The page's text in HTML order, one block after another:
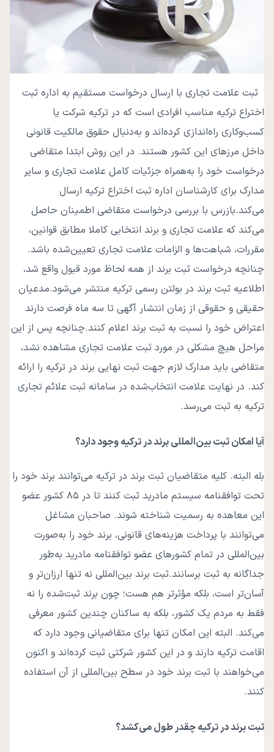
ثبت علامت تجاری با ارسال درخواست مستقیم به اداره ثبت
اختراع ترکیه مناسب افرادی است که در ترکیه شرکت یا
کسب‌و‌کاری راه‌اندازی کرده‌اند و به‌دنبال حقوق مالکیت قانونی
داخل مرزهای این کشور هستند. در این روش ابتدا متقاضی
درخواست خود را به‌همراه جزئیات کامل علامت تجاری و سایر
مدارک برای کارشناسان اداره ثبت اختراع ترکیه ارسال
می‌کند.بازرس با بررسی درخواست متقاضی اطمینان حاصل
می‌کند که علامت تجاری و برند انتخابی کاملا مطابق قوانین،
مقررات، شباهت‌ها و الزامات علامت تجاری تعیین‌شده باشد.
چنانچه درخواست ثبت برند از همه لحاظ مورد قبول واقع شد،
اطلاعیه ثبت برند در بولتن رسمی ترکیه منتشر می‌شود.مدعیان
حقیقی و حقوقی از زمان انتشار آگهی تا سه ماه فرصت دارند
اعتراض خود را نسبت به ثبت برند اعلام کنند.چنانچه پس از این
مراحل هیچ مشکلی در مورد ثبت علامت تجاری مشاهده نشد،
متقاضی باید مدارک لازم جهت ثبت نهایی برند در ترکیه را ارائه
کند. در نهایت علامت انتخاب‌شده در سامانه ثبت علائم تجاری
ترکیه به ثبت می‌رسد.
آیا امکان ثبت بین‌المللی برند در ترکیه وجود دارد؟
بله البته. کلیه متقاضیان ثبت برند در ترکیه می‌توانند برند خود را
تحت توافقنامه سیستم مادرید ثبت کنند تا در ۸۵ کشور عضو
این معاهده به رسمیت شناخته شوند. صاحبان مشاغل
می‌توانند با پرداخت هزینه‌های قانونی، برند خود را به‌صورت
بین‌المللی در تمام کشورهای عضو توافقنامه مادرید به‌طور
جداگانه به ثبت برسانند.ثبت برند بین‌المللی نه تنها ارزان‌تر و
آسان‌تر است، بلکه مؤثرتر هم هست؛ چون برند ثبت‌شده را نه
فقط به مردم یک کشور، بلکه به ساکنان چندین کشور معرفی
می‌کند. البته این امکان تنها برای متقاضیانی وجود دارد که
اقامت ترکیه دارند و در این کشور شرکتی ثبت کرده‌اند و اکنون
می‌خواهند با ثبت برند خود در سطح بین‌المللی از آن استفاده
کنند.
ثبت برند در ترکیه چقدر طول می‌کشد؟